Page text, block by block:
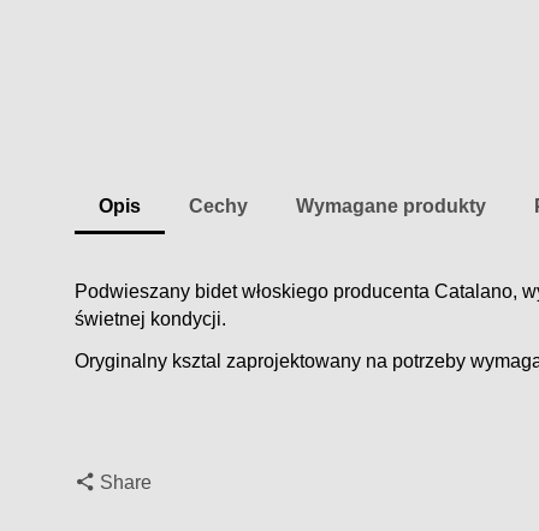
Opis Cechy Wymagane produkty
Podwieszany bidet włoskiego producenta Catalano,
świetnej kondycji.
Oryginalny ksztal zaprojektowany na potrzeby
Share